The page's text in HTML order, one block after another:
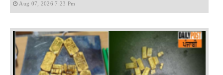
Aug 07, 2026 7:23 Pm